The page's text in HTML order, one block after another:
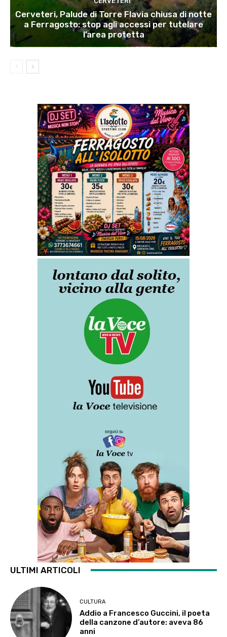
Cerveteri, Palude di Torre Flavia chiusa di notte
a Ferragosto: stop agli accessi per tutelare
l’area protetta
ULTIMI ARTICOLI
CULTURA
Addio a Francesco Guccini, il poeta
della canzone d’autore: aveva 86
anni